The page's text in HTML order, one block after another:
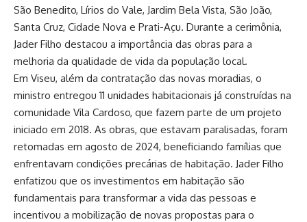
São Benedito, Lírios do Vale, Jardim Bela Vista, São João,
Santa Cruz, Cidade Nova e Prati-Açu. Durante a cerimônia,
Jader Filho destacou a importância das obras para a
melhoria da qualidade de vida da população local.
Em Viseu, além da contratação das novas moradias, o
ministro entregou 11 unidades habitacionais já construídas na
comunidade Vila Cardoso, que fazem parte de um projeto
iniciado em 2018. As obras, que estavam paralisadas, foram
retomadas em agosto de 2024, beneficiando famílias que
enfrentavam condições precárias de habitação. Jader Filho
enfatizou que os investimentos em habitação são
fundamentais para transformar a vida das pessoas e
incentivou a mobilização de novas propostas para o